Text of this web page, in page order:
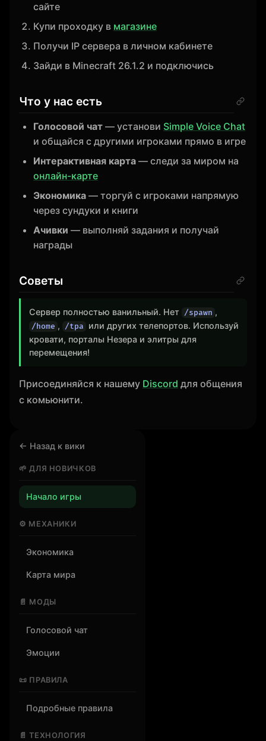
← Назад к вики
🌱 ДЛЯ НОВИЧКОВ
Начало игры
⚙️ МЕХАНИКИ
Экономика
Карта мира
📄 МОДЫ
Голосовой чат
Эмоции
📜 ПРАВИЛА
Подробные правила
📄 ТЕХНОЛОГИЯ
сайте
Купи проходку в магазине
Получи IP сервера в личном кабинете
Зайди в Minecraft 26.1.2 и подключись
Что у нас есть
Голосовой чат — установи Simple Voice Chat
и общайся с другими игроками прямо в игре
Интерактивная карта — следи за миром на
онлайн-карте
Экономика — торгуй с игроками напрямую
через сундуки и книги
Ачивки — выполняй задания и получай
награды
Советы
Сервер полностью ванильный. Нет /spawn ,
/home , /tpa
или других телепортов. Используй
кровати, порталы Незера и элитры для
перемещения!
Присоединяйся к нашему Discord для общения
с комьюнити.